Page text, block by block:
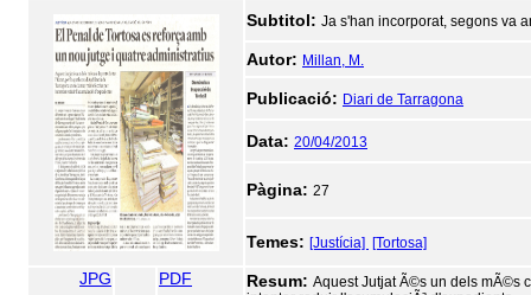
Subtitol: Ja s'han incorporat, segons va
Autor: Millan, M.
Publicació: Diari de Tarragona
Data: 20/04/2013
Pàgina: 27
Temes: [Justícia] [Tortosa]
JPG PDF Resum: Aquest Jutjat Ã©s un dels mÃ©s